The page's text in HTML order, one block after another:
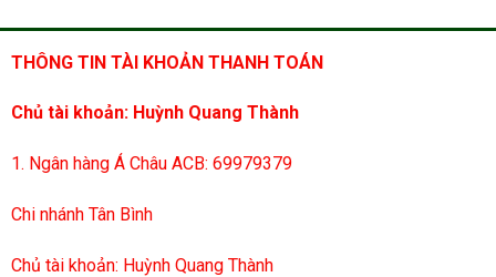
THÔNG TIN TÀI KHOẢN THANH TOÁN
Chủ tài khoản: Huỳnh Quang Thành
1. Ngân hàng Á Châu ACB: 69979379
Chi nhánh Tân Bình
Chủ tài khoản: Huỳnh Quang Thành